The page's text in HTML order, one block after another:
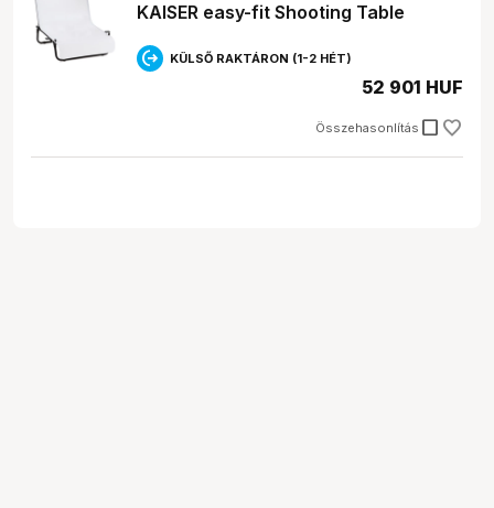
KAISER easy-fit Shooting Table
KÜLSŐ RAKTÁRON (1-2 HÉT)
Összehasonlítás check_box_outline_blank
52 901 HUF